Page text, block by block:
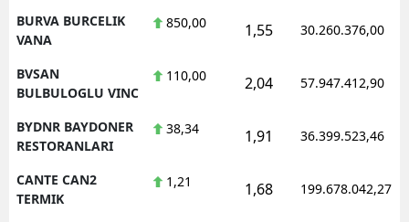
BURVA BURCELIK
VANA
850,00 1,55 30.260.376,00
BVSAN
BULBULOGLU VINC
110,00 2,04 57.947.412,90
BYDNR BAYDONER
RESTORANLARI
38,34 1,91 36.399.523,46
CANTE CAN2
TERMIK
1,21 1,68 199.678.042,27